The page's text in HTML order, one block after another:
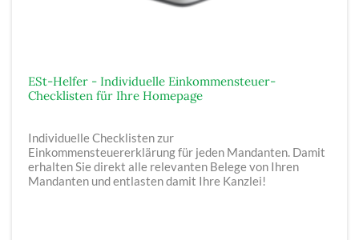
ESt-Helfer - Individuelle Einkommensteuer-
Checklisten für Ihre Homepage
Individuelle Checklisten zur
Einkommensteuererklärung für jeden Mandanten. Damit
erhalten Sie direkt alle relevanten Belege von Ihren
Mandanten und entlasten damit Ihre Kanzlei!